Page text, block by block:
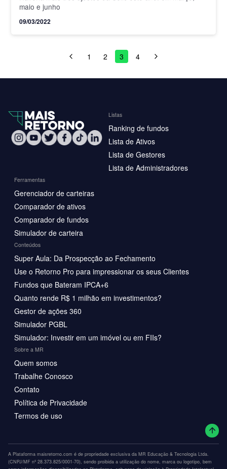
maio e junho
09/03/2022
1 2 3 4
Listas
Ranking de fundos
Lista de Ativos
Lista de Gestores
Lista de Administradores
Ferramentas
Gerenciador de carteiras
Comparador de ativos
Comparador de fundos
Simulador de carteira
Conteúdos
Super Aula: Da Prospecção ao Fechamento
Use o Retorno Pro para impressionar os seus Clientes
Fundos que Bateram IPCA+6
Quanto rende R$ 1 milhão em investimentos?
Gestor de ações 360
Simulador PGBL
Simulador: Investir em um imóvel ou em FIIs?
Sobre a MR
Quem somos
Trabalhe Conosco
Contato
Política de Privacidade
Termos de uso
A Plataforma maisretorno.com é de propriedade exclusiva da MR Educação & Tecnologia Ltda.
(CNPJ/MF nº 28.373.825/0001-70), sendo proibida a utilização do nome, marca ou logotipo, bem